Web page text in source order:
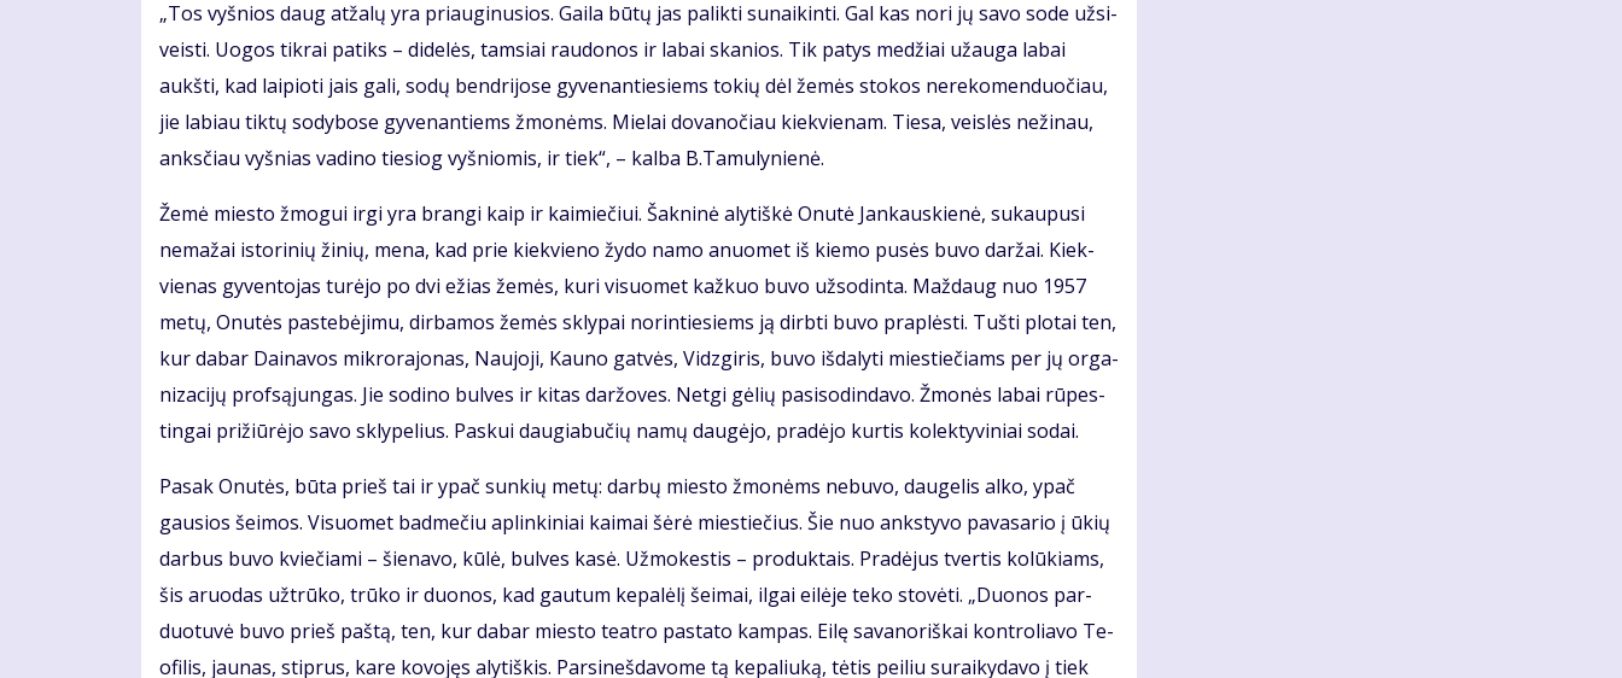
„Tos vyš­nios daug at­ža­lų yra pri­au­gi­nu­sios. Gai­la bū­tų jas pa­lik­ti su­nai­kin­ti. Gal kas no­ri jų sa­vo so­de už­si­
veis­ti. Uo­gos tik­rai pa­tiks – di­de­lės, tam­siai rau­do­nos ir la­bai ska­nios. Tik pa­tys me­džiai už­au­ga la­bai
aukš­ti, kad lai­pio­ti jais ga­li, so­dų ben­dri­jo­se gy­ve­nan­tie­siems to­kių dėl že­mės sto­kos ne­re­ko­men­duo­čiau,
jie la­biau tik­tų so­dy­bo­se gy­ve­nan­tiems žmo­nėms. Mie­lai do­va­no­čiau kiek­vie­nam. Tie­sa, veis­lės ne­ži­nau,
anks­čiau vyš­nias va­di­no tie­siog vyš­nio­mis, ir tiek“, – kal­ba B.Ta­mu­ly­nie­nė.
Že­mė mies­to žmo­gui ir­gi yra bran­gi kaip ir kai­mie­čiui. Šak­ni­nė aly­tiš­kė Onu­tė Jan­kaus­kie­nė, su­kau­pu­si
ne­ma­žai is­to­ri­nių ži­nių, me­na, kad prie kiek­vie­no žy­do na­mo anuo­met iš kie­mo pu­sės bu­vo dar­žai. Kiek­
vie­nas gy­ven­to­jas tu­rė­jo po dvi ežias že­mės, ku­ri vi­suo­met kaž­kuo bu­vo už­so­din­ta. Maž­daug nuo 1957
me­tų, Onu­tės pa­ste­bė­ji­mu, dir­ba­mos že­mės skly­pai no­rin­tie­siems ją dirb­ti bu­vo pra­plės­ti. Tuš­ti plo­tai ten,
kur da­bar Dai­na­vos mik­ro­ra­jo­nas, Nau­jo­ji, Kau­no gat­vės, Vidz­gi­ris, bu­vo iš­da­ly­ti mies­tie­čiams per jų or­ga­
ni­za­ci­jų prof­są­jun­gas. Jie so­di­no bul­ves ir ki­tas dar­žo­ves. Net­gi gė­lių pa­si­so­din­da­vo. Žmo­nės la­bai rū­pes­
tin­gai pri­žiū­rė­jo sa­vo skly­pe­lius. Pas­kui dau­gia­bu­čių na­mų dau­gė­jo, pra­dė­jo kur­tis ko­lek­ty­vi­niai so­dai.
Pa­sak Onu­tės, bū­ta prieš tai ir ypač sun­kių me­tų: dar­bų mies­to žmo­nėms ne­bu­vo, dau­ge­lis al­ko, ypač
gau­sios šei­mos. Vi­suo­met bad­me­čiu ap­lin­ki­niai kai­mai šė­rė mies­tie­čius. Šie nuo anks­ty­vo pa­va­sa­rio į ūkių
dar­bus bu­vo kvie­čia­mi – šie­na­vo, kū­lė, bul­ves ka­sė. Už­mo­kes­tis – pro­duk­tais. Pra­dė­jus tver­tis ko­lū­kiams,
šis aruo­das už­trū­ko, trū­ko ir duo­nos, kad gau­tum ke­pa­lė­lį šei­mai, il­gai ei­lė­je te­ko sto­vė­ti. „Duo­nos par­
duo­tu­vė bu­vo prieš pa­štą, ten, kur da­bar mies­to te­at­ro pa­sta­to kam­pas. Ei­lę sa­va­no­riš­kai kon­tro­lia­vo Te­
ofi­lis, jau­nas, stip­rus, ka­re ko­vo­jęs aly­tiš­kis. Par­si­neš­da­vo­me tą ke­pa­liu­ką, tė­tis pei­liu su­rai­ky­da­vo į tiek